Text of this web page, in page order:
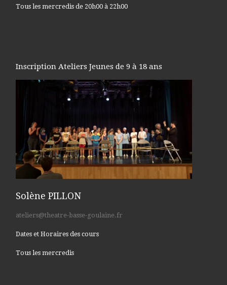
Tous les mercredis de 20h00 à 22h00
Inscription Ateliers Jeunes de 9 à 18 ans
Solène PILLON
ateliers@theatre-basse-goulaine.fr
Dates et Horaires des cours
Tous les mercredis